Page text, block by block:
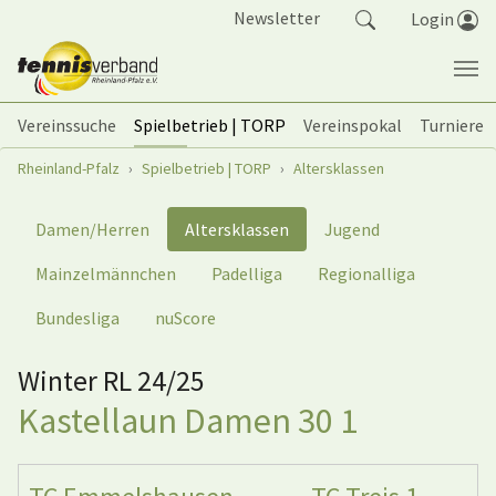
Newsletter Login
Vereinssuche Spielbetrieb | TORP Vereinspokal
Turniere
Sie sind hier:
Rheinland-Pfalz Spielbetrieb | TORP Altersklassen
Damen/Herren Altersklassen
Jugend
Mainzelmännchen
Padelliga
Regionalliga
Bundesliga
nuScore
Winter RL 24/25
Kastellaun Damen 30 1